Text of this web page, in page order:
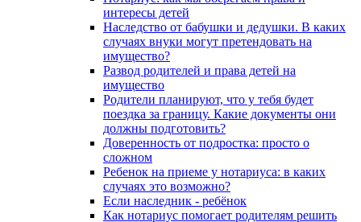
интересы детей
Наследство от бабушки и дедушки. В каких
случаях внуки могут претендовать на
имущество?
Развод родителей и права детей на
имущество
Родители планируют, что у тебя будет
поездка за границу. Какие документы они
должны подготовить?
Доверенность от подростка: просто о
сложном
Ребенок на приеме у нотариуса: в каких
случаях это возможно?
Если наследник - ребёнок
Как нотариус помогает родителям решить